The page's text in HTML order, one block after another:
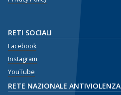
RETI SOCIALI
Facebook
Instagram
YouTube
RETE NAZIONALE ANTIVIOLENZA